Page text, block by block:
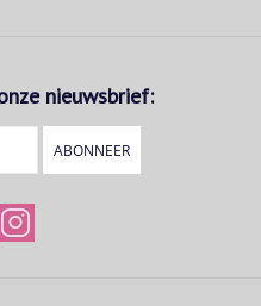
nieuwsbrief:
ABONNEER